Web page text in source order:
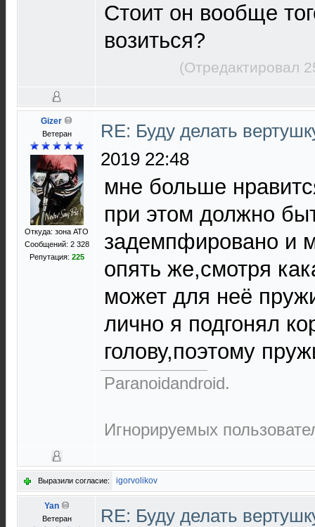
Стоит он вообще
возиться?
(Отредактировал
Gizer
Ветеран
Откуда: зона АТО
Сообщений: 2 328
Репутация: 225
RE: Буду делать
2019 22:48
мне больше
при этом должно
задемпфировано и
опять же,смотря
может для неё
лично я подгонял
голову,поэтому
Paranoidandroid.
Игнорируемых
Выразили согласие: igorvolikov
Yan
Ветеран
RE: Буду делать